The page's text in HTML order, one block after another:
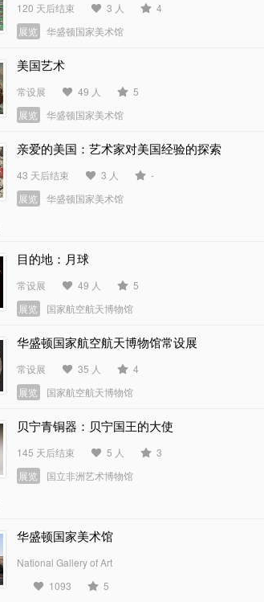
120 天后结束 3 人
4
展览
华盛顿国家美术馆
美国艺术
常设展 49 人
5
展览
华盛顿国家美术馆
亲爱的美国：艺术家对美国经验的探索
43 天后结束 3 人
-
展览
华盛顿国家美术馆
目的地：月球
常设展 49 人
5
展览
国家航空航天博物馆
华盛顿国家航空航天博物馆常设展
常设展 35 人
4
展览
国家航空航天博物馆
贝宁青铜器：贝宁国王的大使
145 天后结束 5 人
3
展览
国立非洲艺术博物馆
华盛顿国家美术馆
National Gallery of Art
1093
5